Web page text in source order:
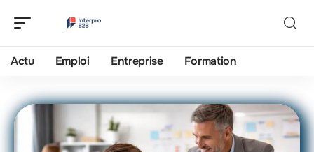
Actu Emploi Entreprise Formation